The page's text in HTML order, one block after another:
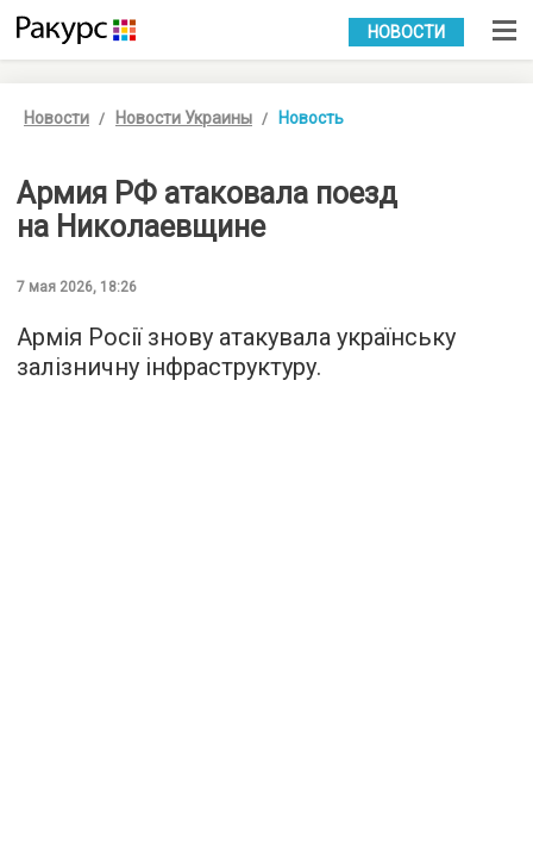
УКР РУС
НОВОСТИ
Новости Новости Украины Новость
Армия РФ атаковала поезд
на Николаевщине
7 мая 2026, 18:26
Армія Росії знову атакувала українську
залізничну інфраструктуру.